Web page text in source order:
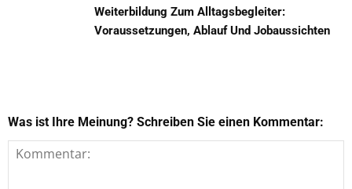
Weiterbildung Zum Alltagsbegleiter:
Voraussetzungen, Ablauf Und Jobaussichten
Was ist Ihre Meinung? Schreiben Sie einen Kommentar: